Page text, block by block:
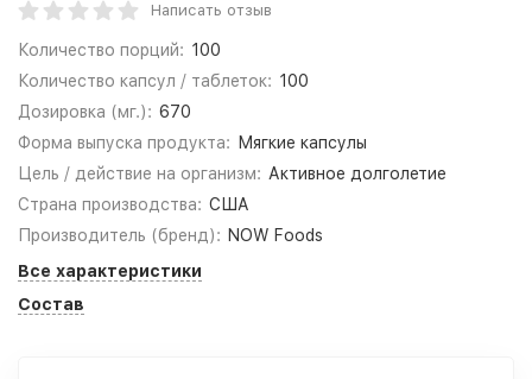
Написать отзыв
Количество порций: 100
Количество капсул / таблеток: 100
Дозировка (мг.): 670
Форма выпуска продукта:
Мягкие капсулы
Цель / действие на организм: Активное долголетие
Страна производства: США
Производитель (бренд): NOW Foods
Все характеристики
Состав